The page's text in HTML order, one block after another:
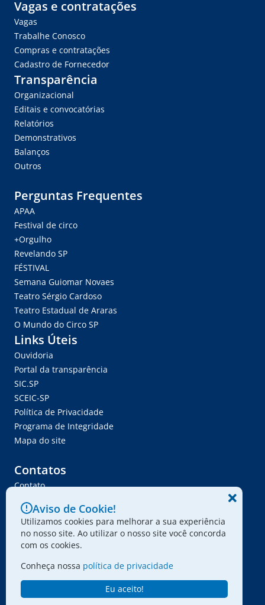
Vagas e contratações
Vagas
Trabalhe Conosco
Compras e contratações
Cadastro de Fornecedor
Transparência
Organizacional
Editais e convocatórias
Relatórios
Demonstrativos
Balanços
Outros
Perguntas Frequentes
APAA
Festival de circo
+Orgulho
Revelando SP
FÉSTIVAL
Semana Guiomar Novaes
Teatro Sérgio Cardoso
Teatro Estadual de Araras
O Mundo do Circo SP
Links Úteis
Ouvidoria
Portal da transparência
SIC.SP
SCEIC-SP
Política de Privacidade
Programa de Integridade
Mapa do site
Contatos
Contato
Ser Fornecedor
Envie seu projeto
© 2024 - Associação Paulista dos Amigos da Arte
Aviso de Cookie!
Utilizamos cookies para melhorar a sua experiência
no nosso site. Ao utilizar o nosso site você concorda
com os cookies.
Conheça nossa política de privacidade
Eu aceito!